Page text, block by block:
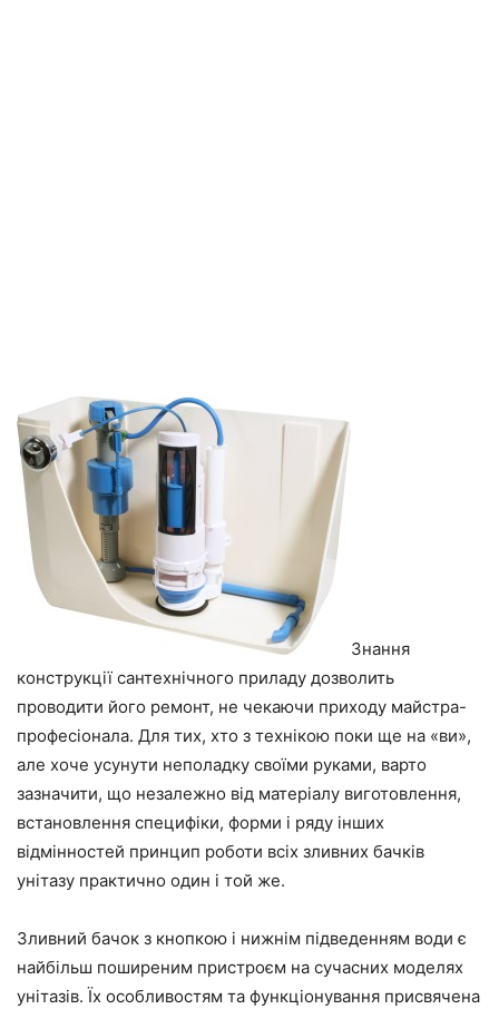
Знання
конструкції сантехнічного приладу дозволить
проводити його ремонт, не чекаючи приходу майстра-
професіонала. Для тих, хто з технікою поки ще на «ви»,
але хоче усунути неполадку своїми руками, варто
зазначити, що незалежно від матеріалу виготовлення,
встановлення специфіки, форми і ряду інших
відмінностей принцип роботи всіх зливних бачків
унітазу практично один і той же.
Зливний бачок з кнопкою і нижнім підведенням води є
найбільш поширеним пристроєм на сучасних моделях
унітазів. Їх особливостям та функціонування присвячена